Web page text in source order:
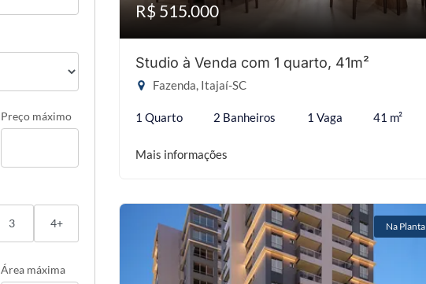
Preço máximo
3 4+
Área máxima
R$ 515.000
Studio à Venda com 1 quarto, 41m²
Fazenda, Itajaí-SC
1 Quarto 2 Banheiros 1 Vaga 41 m²
Mais informações
Na Planta